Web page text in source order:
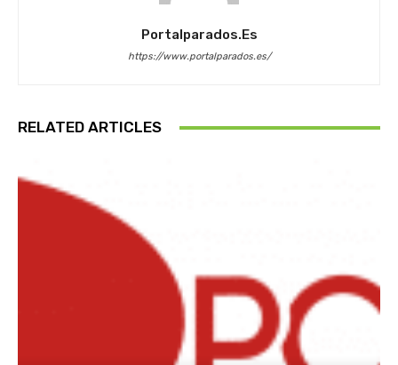
Portalparados.es
https://www.portalparados.es/
RELATED ARTICLES